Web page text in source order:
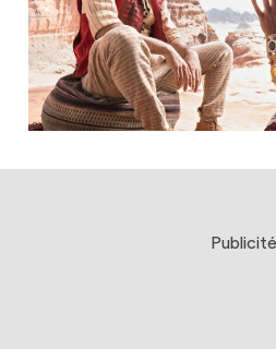
Publicité